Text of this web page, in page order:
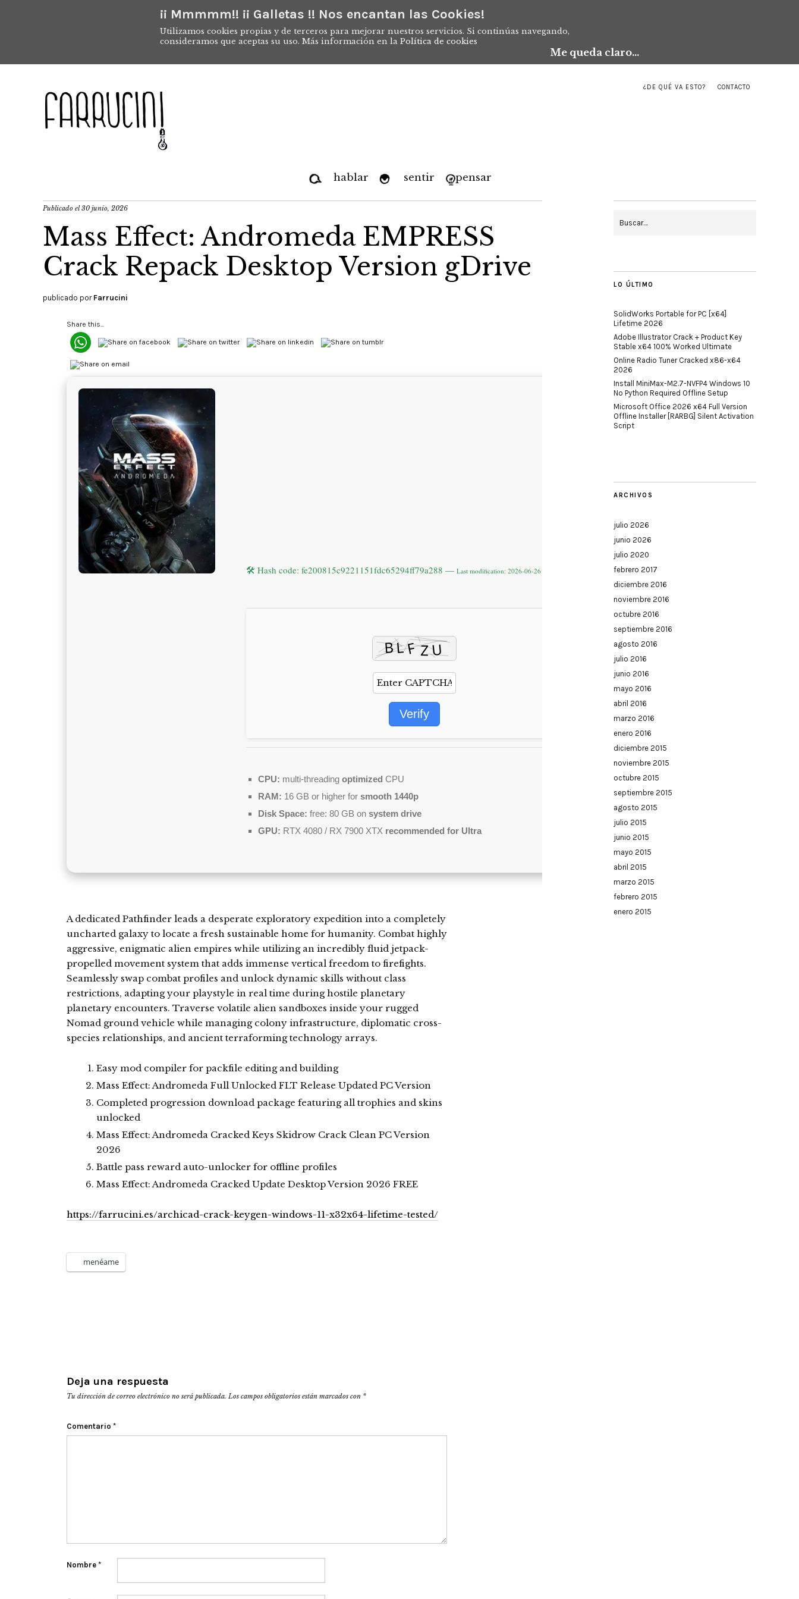
¡¡ Mmmmm!! ¡¡ Galletas !! Nos encantan las Cookies!
Utilizamos cookies propias y de terceros para mejorar nuestros servicios. Si continúas navegando,
consideramos que aceptas su uso. Más información en la Política de cookies
Me queda claro...
¿DE QUÉ VA ESTO? CONTACTO
hablar sentir pensar
Publicado el30 junio, 2026
Mass Effect: Andromeda EMPRESS
Crack Repack Desktop Version gDrive
publicado por Farrucini
Share this...
🛠 Hash code: fe200815c9221151fdc65294ff79a288 — Last modification: 2026-06-26
Verify
CPU: multi-threading optimized CPU
RAM: 16 GB or higher for smooth 1440p
Disk Space: free: 80 GB on system drive
GPU: RTX 4080 / RX 7900 XTX recommended for Ultra
A dedicated Pathfinder leads a desperate exploratory expedition into a completely
uncharted galaxy to locate a fresh sustainable home for humanity. Combat highly
aggressive, enigmatic alien empires while utilizing an incredibly fluid jetpack-
propelled movement system that adds immense vertical freedom to firefights.
Seamlessly swap combat profiles and unlock dynamic skills without class
restrictions, adapting your playstyle in real time during hostile planetary
planetary encounters. Traverse volatile alien sandboxes inside your rugged
Nomad ground vehicle while managing colony infrastructure, diplomatic cross-
species relationships, and ancient terraforming technology arrays.
Easy mod compiler for packfile editing and building
Mass Effect: Andromeda Full Unlocked FLT Release Updated PC Version
Completed progression download package featuring all trophies and skins
unlocked
Mass Effect: Andromeda Cracked Keys Skidrow Crack Clean PC Version
2026
Battle pass reward auto-unlocker for offline profiles
Mass Effect: Andromeda Cracked Update Desktop Version 2026 FREE
https://farrucini.es/archicad-crack-keygen-windows-11-x32x64-lifetime-tested/
menéame
Deja una respuesta
Tu dirección de correo electrónico no será publicada. Los campos obligatorios están marcados con *
Comentario *
Nombre *
LO ÚLTIMO
SolidWorks Portable for PC [x64]
Lifetime 2026
Adobe Illustrator Crack + Product Key
Stable x64 100% Worked Ultimate
Online Radio Tuner Cracked x86-x64
2026
Install MiniMax-M2.7-NVFP4 Windows 10
No Python Required Offline Setup
Microsoft Office 2026 x64 Full Version
Offline Installer [RARBG] Silent Activation
Script
ARCHIVOS
julio 2026
junio 2026
julio 2020
febrero 2017
diciembre 2016
noviembre 2016
octubre 2016
septiembre 2016
agosto 2016
julio 2016
junio 2016
mayo 2016
abril 2016
marzo 2016
enero 2016
diciembre 2015
noviembre 2015
octubre 2015
septiembre 2015
agosto 2015
julio 2015
junio 2015
mayo 2015
abril 2015
marzo 2015
febrero 2015
enero 2015